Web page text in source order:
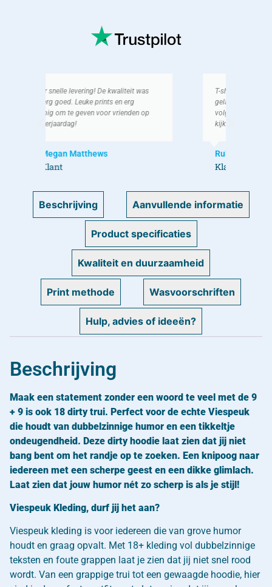
T-shirt was ruim op tijd binnen, erg
gelachen erom met men vrienden! Bij de
volgende verjaardag gaan ik zeker weer
kijken bij jullie!
Ruben V
Beschrijving Aanvullende informatie
Product specificaties
Kwaliteit en duurzaamheid
Print methode Wasvoorschriften
Hulp, advies of ideeën?
Beschrijving
Maak een statement zonder een woord te veel met de 9
+ 9 is ook 18 dirty trui. Perfect voor de echte Viespeuk
die houdt van dubbelzinnige humor en een tikkeltje
ondeugendheid. Deze dirty hoodie laat zien dat jij niet
bang bent om het randje op te zoeken. Een knipoog naar
iedereen met een scherpe geest en een dikke glimlach.
Laat zien dat jouw humor nét zo scherp is als je stijl!
Viespeuk Kleding, durf jij het aan?
Viespeuk kleding is voor iedereen die van grove humor
houdt en graag opvalt. Met 18+ kleding vol dubbelzinnige
teksten en foute grappen laat je zien dat jij niet snel rood
wordt. Van een grappige trui tot een gewaagde hoodie, hier